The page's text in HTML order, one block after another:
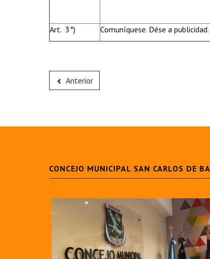
Art. 3°) Comuníquese. Dése a
Anterior
CONCEJO MUNICIPAL SAN CARLOS DE